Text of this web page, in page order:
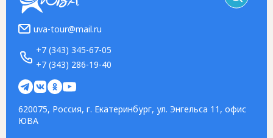
uva-tour@mail.ru
+7 (343) 345-67-05
+7 (343) 286-19-40
620075, Россия, г. Екатеринбург, ул. Энгельса 11, офис
ЮВА